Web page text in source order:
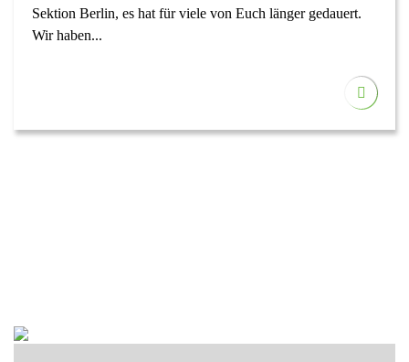
Sektion Berlin, es hat für viele von Euch länger gedauert.
Wir haben...